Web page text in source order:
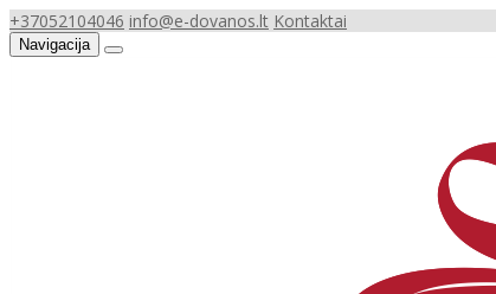
+37052104046 info@e-dovanos.lt Kontaktai
Navigacija